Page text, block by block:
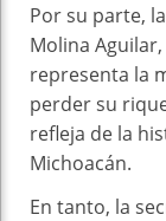
Por su parte,
Molina
representa la
perder su
refleja de la
Michoacán.
En tanto, la